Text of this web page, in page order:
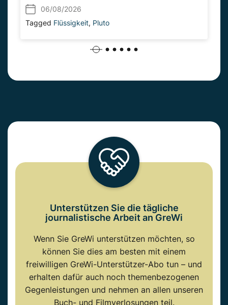
06/08/2026
Tagged Flüssigkeit, Pluto
Unterstützen Sie die tägliche
journalistische Arbeit an GreWi
Wenn Sie GreWi unterstützen möchten, so
können Sie dies am besten mit einem
freiwilligen GreWi-Unterstützer-Abo tun – und
erhalten dafür auch noch themenbezogenen
Gegenleistungen und nehmen an allen unseren
Buch- und Filmverlosungen teil.